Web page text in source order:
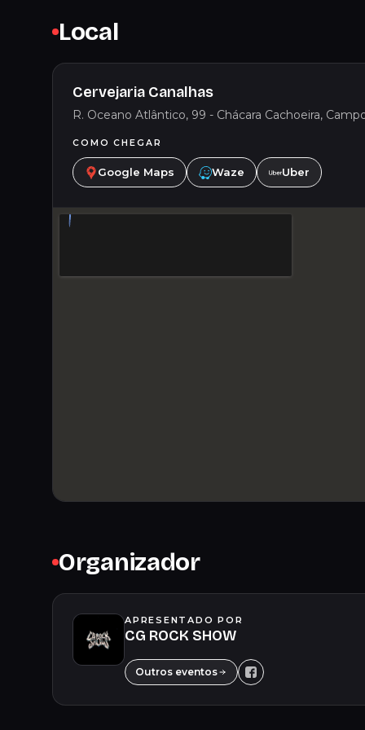
Local
Cervejaria Canalhas
R. Oceano Atlântico, 99 - Chácara Cachoeira,
COMO CHEGAR
Google Maps Waze Uber
Organizador
APRESENTADO POR
CG ROCK SHOW
Outros eventos